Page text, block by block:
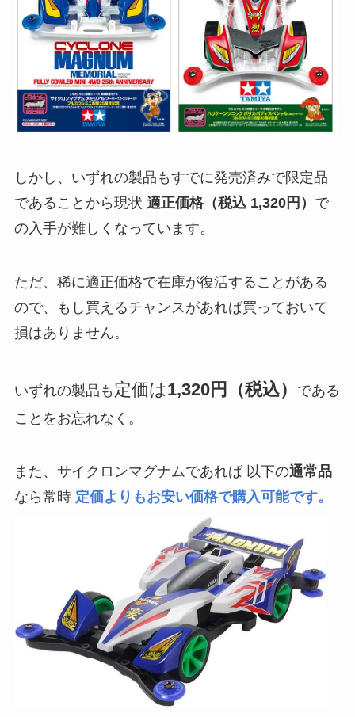
しかし、いずれの製品もすでに発売済みで限定品
であることから現状 適正価格（税込 1,320円） で
の入手が難しくなっています。
ただ、稀に適正価格で在庫が復活することがある
ので、もし買えるチャンスがあれば買っておいて
損はありません。
いずれの製品も 定価は1,320円（税込）
である
ことをお忘れなく。
また、サイクロンマグナムであれば 以下の通常品
なら常時 定価よりもお安い価格で購入可能です。